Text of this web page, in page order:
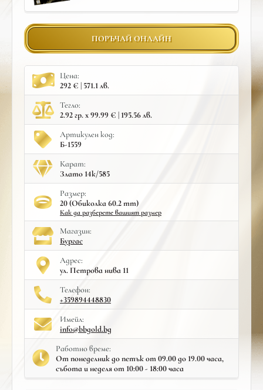
ПОРЪЧАЙ ОНЛАЙН
Цена:
292 € | 571.1 лв.
Тегло:
2.92 гр. x 99.99 € | 195.56 лв.
Артикулен код:
Б-1559
Карат:
Злато 14к/585
Размер:
20 (Обиколка 60.2 mm)
Как да разберете вашият размер
Mагазин:
Бургас
Адрес:
ул. Петрова нива 11
Телефон:
+359894448830
Имейл:
info@bbgold.bg
Работно време:
От понеделник до петък от 09.00 до 19.00 часа,
събота и неделя от 10:00 - 18:00 часа